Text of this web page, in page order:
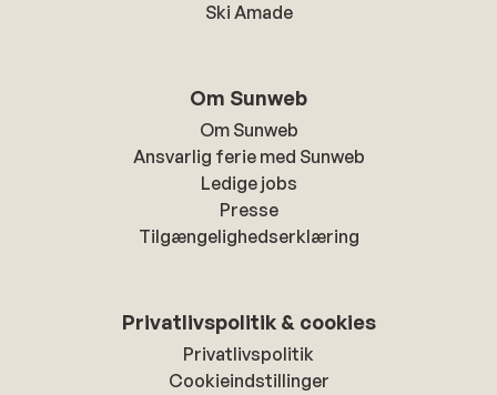
Ski Amade
Om Sunweb
Om Sunweb
Ansvarlig ferie med Sunweb
Ledige jobs
Presse
Tilgængelighedserklæring
Privatlivspolitik & cookies
Privatlivspolitik
Cookieindstillinger